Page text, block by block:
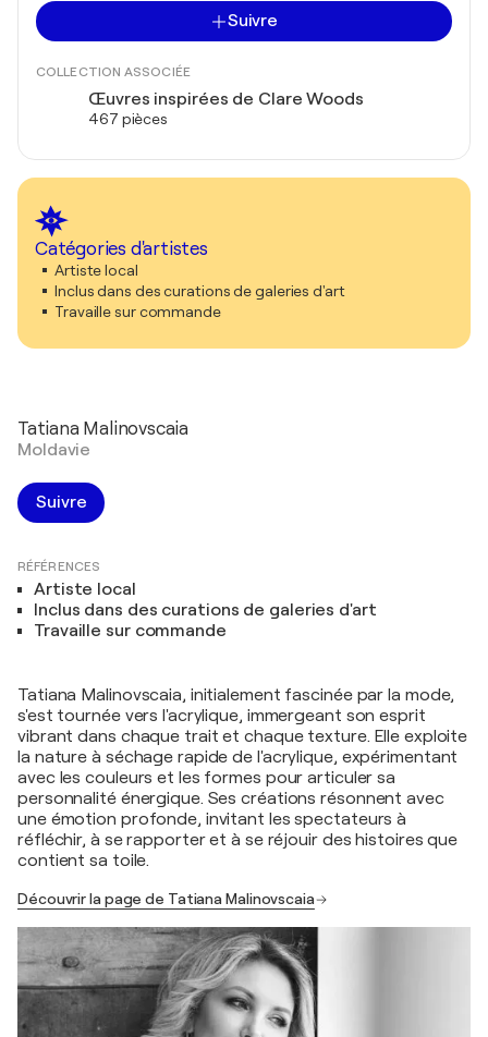
Suivre
COLLECTION ASSOCIÉE
Œuvres inspirées de Clare Woods
467 pièces
Catégories d'artistes
Artiste local
Inclus dans des curations de galeries d'art
Travaille sur commande
Tatiana Malinovscaia
Moldavie
Suivre
RÉFÉRENCES
Artiste local
Inclus dans des curations de galeries d'art
Travaille sur commande
Tatiana Malinovscaia, initialement fascinée par la mode,
s'est tournée vers l'acrylique, immergeant son esprit
vibrant dans chaque trait et chaque texture. Elle exploite
la nature à séchage rapide de l'acrylique, expérimentant
avec les couleurs et les formes pour articuler sa
personnalité énergique. Ses créations résonnent avec
une émotion profonde, invitant les spectateurs à
réfléchir, à se rapporter et à se réjouir des histoires que
contient sa toile.
Découvrir la page de Tatiana Malinovscaia